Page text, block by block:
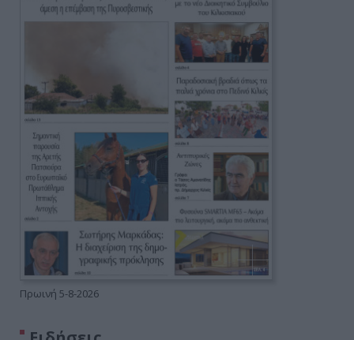
Πρωινή 5-8-2026